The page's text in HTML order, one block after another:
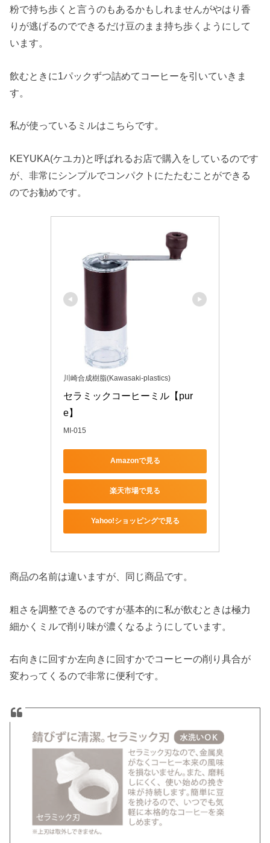
粉で持ち歩くと言うのもあるかもしれませんがやはり香
りが逃げるのでできるだけ豆のまま持ち歩くようにして
います。
飲むときに1パックずつ詰めてコーヒーを引いていきま
す。
私が使っているミルはこちらです。
KEYUKA(ケユカ)と呼ばれるお店で購入をしているのです
が、非常にシンプルでコンパクトにたたむことができる
のでお勧めです。
川崎合成樹脂(Kawasaki-plastics)
セラミックコーヒーミル【pur
e】
MI-015
Amazonで見る
楽天市場で見る
Yahoo!ショッピングで見る
商品の名前は違いますが、同じ商品です。
粗さを調整できるのですが基本的に私が飲むときは極力
細かくミルで削り味が濃くなるようにしています。
右向きに回すか左向きに回すかでコーヒーの削り具合が
変わってくるので非常に便利です。